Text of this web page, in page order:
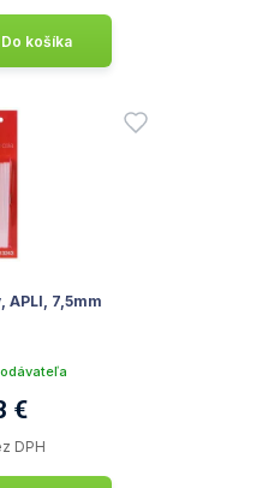
Do košíka
APLI, 7,5mm
€
DPH